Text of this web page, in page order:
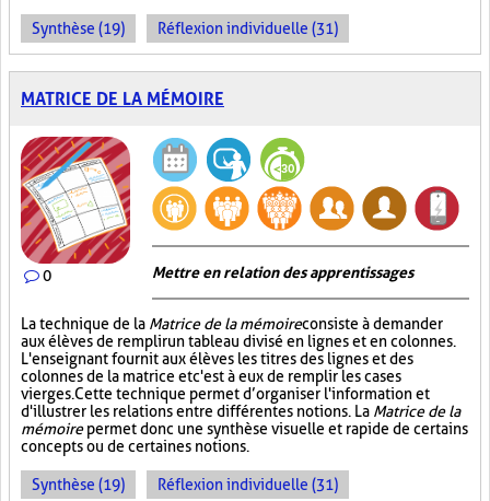
Synthèse (19) Réflexion individuelle (31)
MATRICE DE LA MÉMOIRE
0 Mettre en relation des apprentissages
La technique de la Matrice de la mémoireconsiste à demander
aux élèves de remplir un tableau divisé en lignes et en colonnes.
L'enseignant fournit aux élèves les titres des lignes et des
colonnes de la matrice et c'est à eux de remplir les cases
vierges. Cette technique permet d’organiser l'information et
d'illustrer les relations entre différentes notions. La Matrice de la
mémoirepermet donc une synthèse visuelle et rapide de certains
concepts ou de certaines notions.
Synthèse (19) Réflexion individuelle (31)